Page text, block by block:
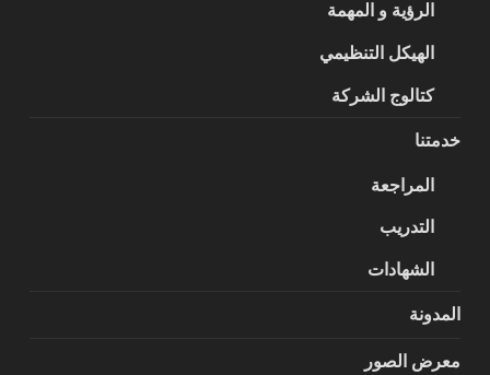
الرؤية و المهمة
الهيكل التنظيمي
كتالوج الشركة
خدمتنا
المراجعة
التدريب
الشهادات
المدونة
معرض الصور